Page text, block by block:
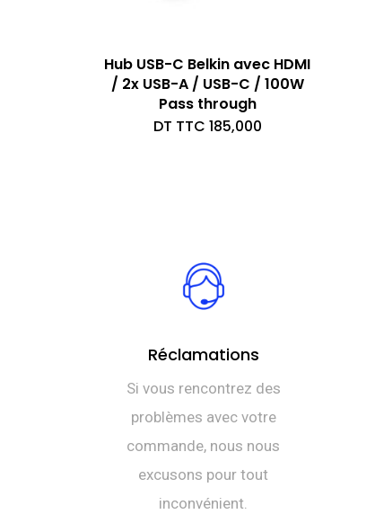
Hub USB-C Belkin avec HDMI
/ 2x USB-A / USB-C / 100W
Pass through
DT TTC 185,000
Réclamations
Si vous rencontrez des
problèmes avec votre
commande, nous nous
excusons pour tout
inconvénient.